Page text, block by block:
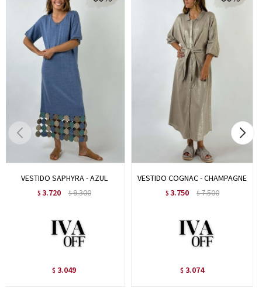
VESTIDO SAPHYRA - AZUL
$ 3.720 $9.300
$ 3.049
VESTIDO COGNAC - CHAMPAGNE
$ 3.750 $7.500
$ 3.074